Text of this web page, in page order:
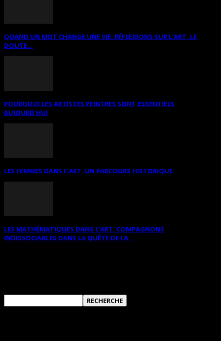
QUAND UN MOT CHANGE UNE VIE: RÉFLEXIONS SUR L’ART, LE
DOUTE...
POURQUOI LES ARTISTES PEINTRES SONT ESSENTIELS
AUJOURD’HUI
LES FEMMES DANS L’ART. UN PARCOURS HISTORIQUE
LES MATHÉMATIQUES DANS L’ART. COMPAGNONS
INDISSOCIABLES DANS LA QUÊTE DE LA...